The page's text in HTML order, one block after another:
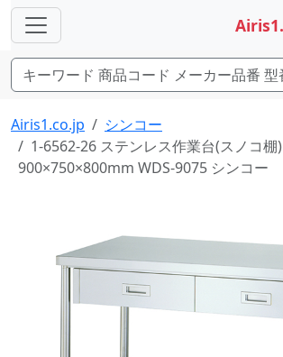
Airis1.co.jp
シンコー
1-6562-26 ステンレス作業台(スノコ棚)
900×750×800mm WDS-9075 シンコー